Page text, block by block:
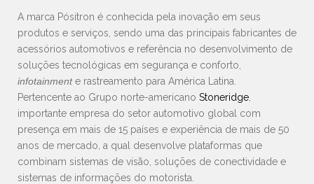
A marca Pósitron é conhecida pela inovação em seus
produtos e serviços, sendo uma das principais fabricantes de
acessórios automotivos e referência no desenvolvimento de
soluções tecnológicas em segurança e conforto,
infotainmente rastreamento para América Latina.
Pertencente ao Grupo norte-americano Stoneridge
importante empresa do setor automotivo global com
presença em mais de 15 países e experiência de mais de 50
anos de mercado, a qual desenvolve plataformas que
combinam sistemas de visão, soluções de conectividade e
sistemas de informações do motorista.